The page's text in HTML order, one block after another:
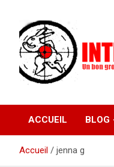
contenu
musiques actuelles
concert lyon
ACCUEIL BLOG
Accueil jenna g